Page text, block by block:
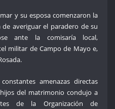
y su esposa comenzaron la
averiguar el paradero de su
ante la comisaría local,
militar de Campo de Mayo e,
amenazas directas
del matrimonio condujo a
de la Organización de